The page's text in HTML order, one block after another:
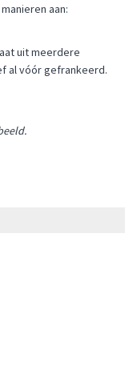
aan:
uit meerdere
al vóór gefrankeerd.